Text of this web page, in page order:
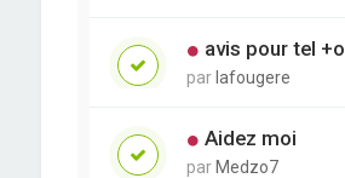
avis pour tel
par lafougere
Aidez moi
par Medzo7